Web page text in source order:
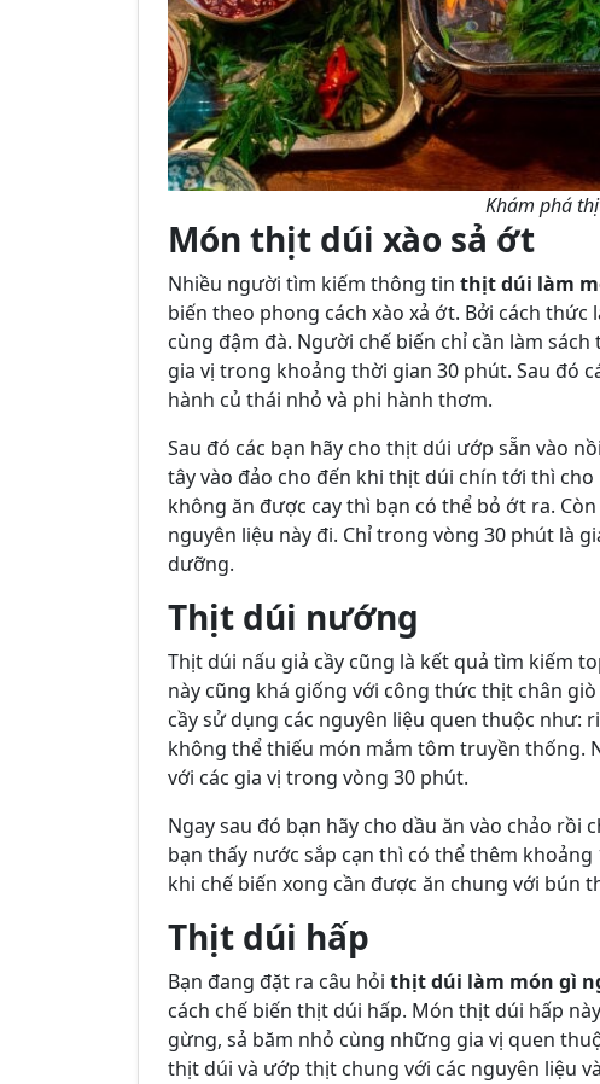
Khám phá
Món thịt dúi xào sả ớt
Nhiều người tìm kiếm thông tin thịt dúi làm
biến theo phong cách xào xả ớt. Bởi cách
cùng đậm đà. Người chế biến chỉ cần làm
gia vị trong khoảng thời gian 30 phút. Sau đó
hành củ thái nhỏ và phi hành thơm.
Sau đó các bạn hãy cho thịt dúi ướp sẵn vào
tây vào đảo cho đến khi thịt dúi chín tới thì
không ăn được cay thì bạn có thể bỏ ớt ra.
nguyên liệu này đi. Chỉ trong vòng 30 phút là
dưỡng.
Thịt dúi nướng
Thịt dúi nấu giả cầy cũng là kết quả tìm kiếm
này cũng khá giống với công thức thịt chân
cầy sử dụng các nguyên liệu quen thuộc như:
không thể thiếu món mắm tôm truyền thống.
với các gia vị trong vòng 30 phút.
Ngay sau đó bạn hãy cho dầu ăn vào chảo
bạn thấy nước sắp cạn thì có thể thêm
khi chế biến xong cần được ăn chung với bún
Thịt dúi hấp
Bạn đang đặt ra câu hỏi thịt dúi làm món gì
cách chế biến thịt dúi hấp. Món thịt dúi hấp
gừng, sả băm nhỏ cùng những gia vị quen
thịt dúi và ướp thịt chung với các nguyên liệu